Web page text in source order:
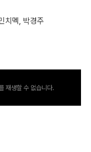
치멕, 박경주
재생할 수 없습니다.